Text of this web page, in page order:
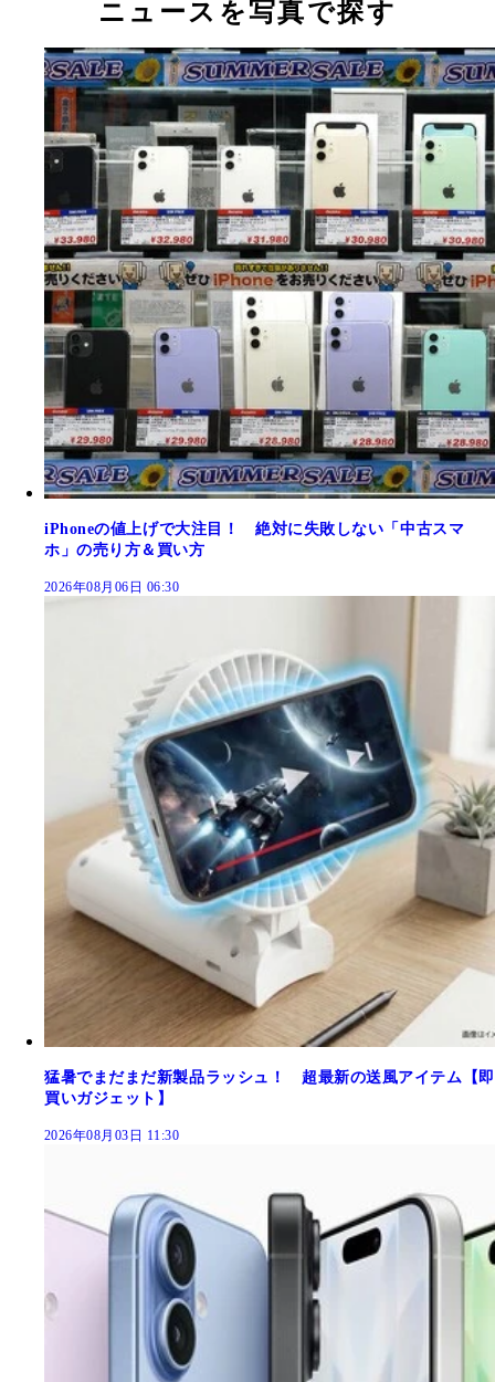
ニュースを写真で探す
iPhoneの値上げで大注目！ 絶対に失敗しない「中古スマ
ホ」の売り方＆買い方
2026年08月06日 06:30
猛暑でまだまだ新製品ラッシュ！ 超最新の送風アイテム【即
買いガジェット】
2026年08月03日 11:30